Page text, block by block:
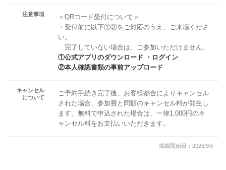
注意事項
＜QRコード受付について＞
・受付前に以下①②をご対応のうえ、ご来場くださ
い。
完了していない場合は、ご参加いただけません。
①公式アプリのダウンロード ・ログイン
②本人確認書類の事前アップロード
キャンセル
について
ご予約手続き完了後、お客様都合によりキャンセル
された場合、参加費と同額のキャンセル料が発生し
ます。無料で申込された場合は、一律1,000円のキ
ャンセル料をお支払いいただきます。
掲載開始日：2026/3/5